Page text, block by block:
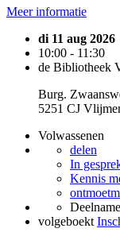
Meer informatie
di 11 aug 2026
10:00 - 11:30
de Bibliotheek
Burg.
5251 CJ
Volwassenen
delen
In
Kennis
Deelname
volgeboekt